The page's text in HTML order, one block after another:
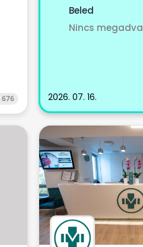
676
Beled
Nincs megadva
2026. 07. 16.